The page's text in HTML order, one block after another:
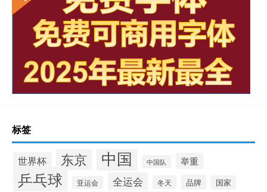
标签
世界杯 东京 中国 中国队 举重
乒乓球 亚运会 全运会 冬天 品牌 国家